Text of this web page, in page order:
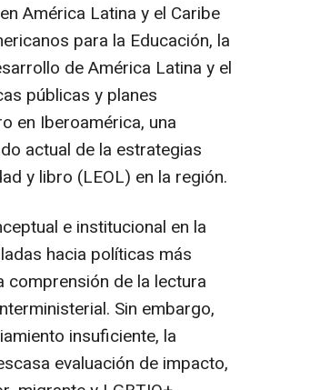
América Latina y el Caribe
para la Educación, la
de América Latina y el
públicas y planes
en Iberoamérica, una
actual de la estrategias
y libro (LEOL) en la región.
e institucional en la
hacia políticas más
comprensión de la lectura
Sin embargo,
insuficiente, la
evaluación de impacto,